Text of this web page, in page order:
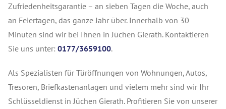
Zufriedenheitsgarantie – an sieben Tagen die Woche, auch
an Feiertagen, das ganze Jahr über. Innerhalb von 30
Minuten sind wir bei Ihnen in Jüchen Gierath. Kontaktieren
Sie uns unter: 0177/3659100.
Als Spezialisten für Türöffnungen von Wohnungen, Autos,
Tresoren, Briefkastenanlagen und vielem mehr sind wir Ihr
Schlüsseldienst in Jüchen Gierath. Profitieren Sie von unserer